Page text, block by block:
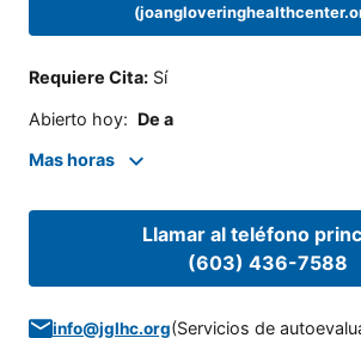
Requiere Cita: Sí
Abierto hoy: De a
Mas horas
Llamar al teléfono
(603) 436-7588
info@jglhc.org(Servicios de